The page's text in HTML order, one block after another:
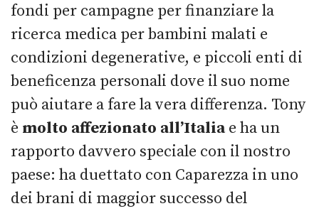
fondi per campagne per finanziare la
ricerca medica per bambini malati e
condizioni degenerative, e piccoli enti di
beneficenza personali dove il suo nome
può aiutare a fare la vera differenza. Tony
è molto affezionato all’Italiae ha un
rapporto davvero speciale con il nostro
paese: ha duettato con Caparezza in uno
dei brani di maggior successo del